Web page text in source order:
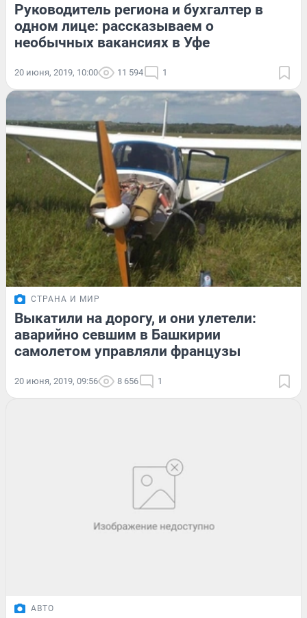
Руководитель региона и бухгалтер в
одном лице: рассказываем о
необычных вакансиях в Уфе
20 июня, 2019, 10:00 11 594 1
СТРАНА И МИР
Выкатили на дорогу, и они улетели:
аварийно севшим в Башкирии
самолетом управляли французы
20 июня, 2019, 09:56 8 656 1
АВТО